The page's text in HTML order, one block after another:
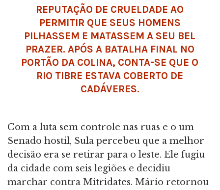
REPUTAÇÃO DE CRUELDADE AO
PERMITIR QUE SEUS HOMENS
PILHASSEM E MATASSEM A SEU BEL
PRAZER. APÓS A BATALHA FINAL NO
PORTÃO DA COLINA, CONTA-SE QUE O
RIO TIBRE ESTAVA COBERTO DE
CADÁVERES.
Com a luta sem controle nas ruas e o um
Senado hostil, Sula percebeu que a melhor
decisão era se retirar para o leste. Ele fugiu
da cidade com seis legiões e decidiu
marchar contra Mitridates. Mário retornou